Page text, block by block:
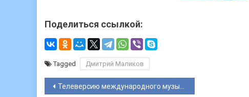
Поделиться ссылкой:
Tagged Дмитрий Маликов
Навигация
Телеверсию международного музыкального фестиваля DREAM FEST покажет НТВ